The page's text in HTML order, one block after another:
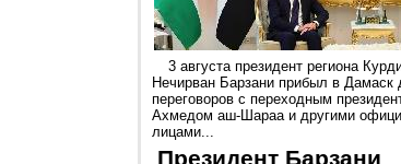
3 августа президент региона
Нечирван Барзани прибыл в Дамаск
переговоров с переходным
Ахмедом аш-Шараа и другими
лицами...
Президент Барзани